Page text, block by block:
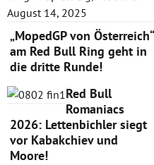
„MopedGP von Österreich“
am Red Bull Ring geht in
die dritte Runde!
Red Bull
Romaniacs
2026: Lettenbichler siegt
vor Kabakchiev und
Moore!